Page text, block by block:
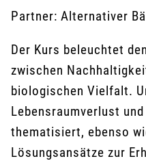
Partner: Alternativer
Der Kurs beleuchtet
zwischen
biologischen Vielfalt.
Lebensraumverlust
thematisiert, ebenso
Lösungsansätze zur